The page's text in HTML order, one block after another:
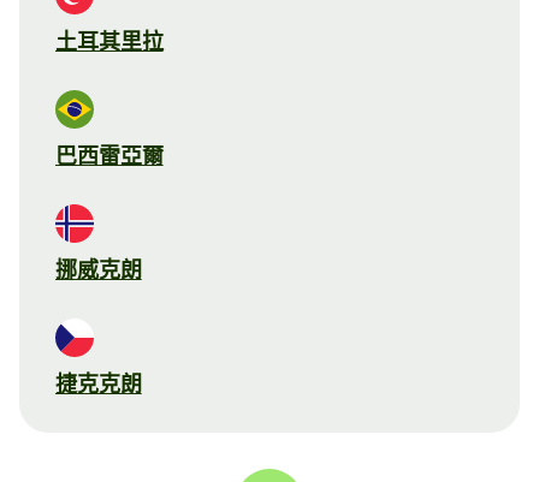
土耳其里拉
巴西雷亞爾
挪威克朗
捷克克朗